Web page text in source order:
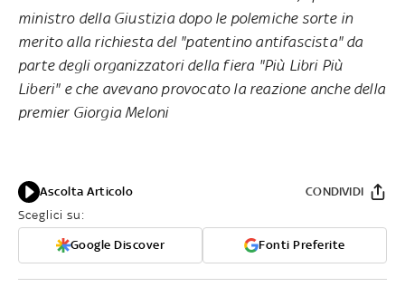
ministro della Giustizia dopo le polemiche sorte in
merito alla richiesta del "patentino antifascista" da
parte degli organizzatori della fiera "Più Libri Più
Liberi" e che avevano provocato la reazione anche della
premier Giorgia Meloni
Ascolta Articolo
Sceglici su:
Google Discover Fonti Preferite
CONDIVIDI